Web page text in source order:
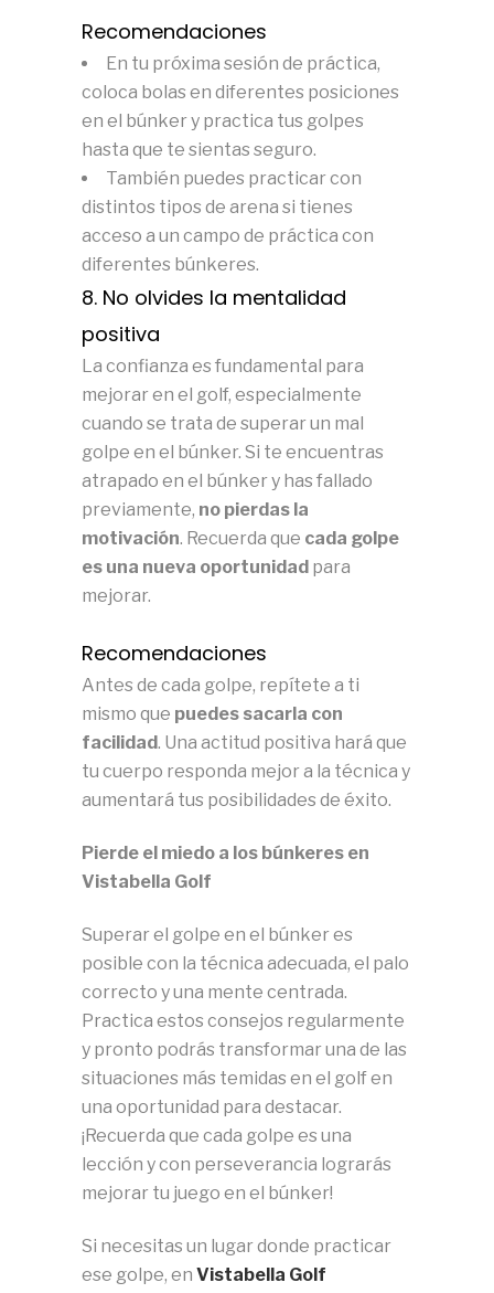
Recomendaciones
En tu próxima sesión de práctica,
coloca bolas en diferentes posiciones
en el búnker y practica tus golpes
hasta que te sientas seguro.
También puedes practicar con
distintos tipos de arena si tienes
acceso a un campo de práctica con
diferentes búnkeres.
8. No olvides la mentalidad
positiva
La confianza es fundamental para
mejorar en el golf, especialmente
cuando se trata de superar un mal
golpe en el búnker. Si te encuentras
atrapado en el búnker y has fallado
previamente, no pierdas la
motivación. Recuerda que cada golpe
es una nueva oportunidad para
mejorar.
Recomendaciones
Antes de cada golpe, repítete a ti
mismo que puedes sacarla con
facilidad. Una actitud positiva hará que
tu cuerpo responda mejor a la técnica y
aumentará tus posibilidades de éxito.
Pierde el miedo a los búnkeres en
Vistabella Golf
Superar el golpe en el búnker es
posible con la técnica adecuada, el palo
correcto y una mente centrada.
Practica estos consejos regularmente
y pronto podrás transformar una de las
situaciones más temidas en el golf en
una oportunidad para destacar.
¡Recuerda que cada golpe es una
lección y con perseverancia lograrás
mejorar tu juego en el búnker!
Si necesitas un lugar donde practicar
ese golpe, en Vistabella Golf